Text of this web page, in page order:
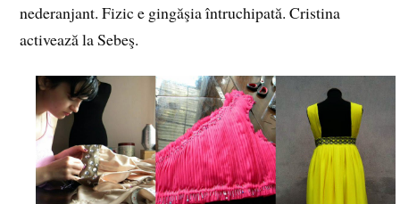
nederanjant. Fizic e gingăşia întruchipată. Cristina
activează la Sebeş.